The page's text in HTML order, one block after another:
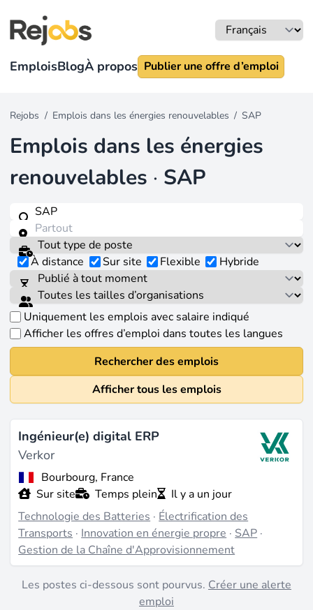
EmploisBlogÀ propos Publier une offre d’emploi
Rejobs / Emplois dans les énergies renouvelables / SAP
Emplois dans les énergies
renouvelables · SAP
À distance Sur site Flexible Hybride
Uniquement les emplois avec salaire indiqué
Afficher les offres d’emploi dans toutes les langues
Rechercher des emplois
Afficher tous les emplois
Ingénieur(e) digital ERP
Verkor
Bourbourg, France
Sur site
Temps plein
Il y a un jour
Technologie des Batteries · Électrification des
Transports · Innovation en énergie propre · SAP ·
Gestion de la Chaîne d'Approvisionnement
Les postes ci-dessous sont pourvus. Créer une alerte
emploi